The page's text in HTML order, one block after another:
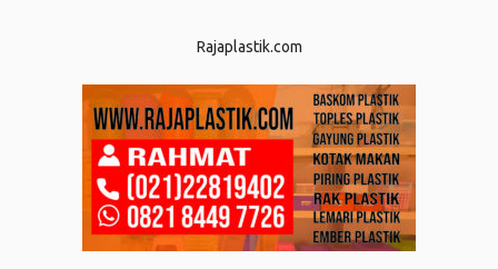
Rajaplastik.com